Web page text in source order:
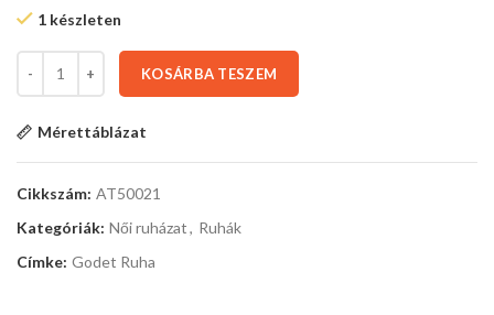
1 készleten
KOSÁRBA TESZEM
Mérettáblázat
Cikkszám: AT50021
Kategóriák: Női ruházat, Ruhák
Címke: Godet Ruha